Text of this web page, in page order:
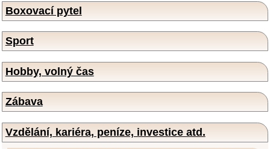
Boxovací pytel
Sport
Hobby, volný čas
Zábava
Vzdělání, kariéra, peníze, investice atd.